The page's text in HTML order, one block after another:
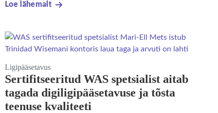
Loe lähemalt
Ligipääsetavus
Sertifitseeritud WAS spetsialist aitab
tagada digiligipääsetavuse ja tõsta
teenuse kvaliteeti